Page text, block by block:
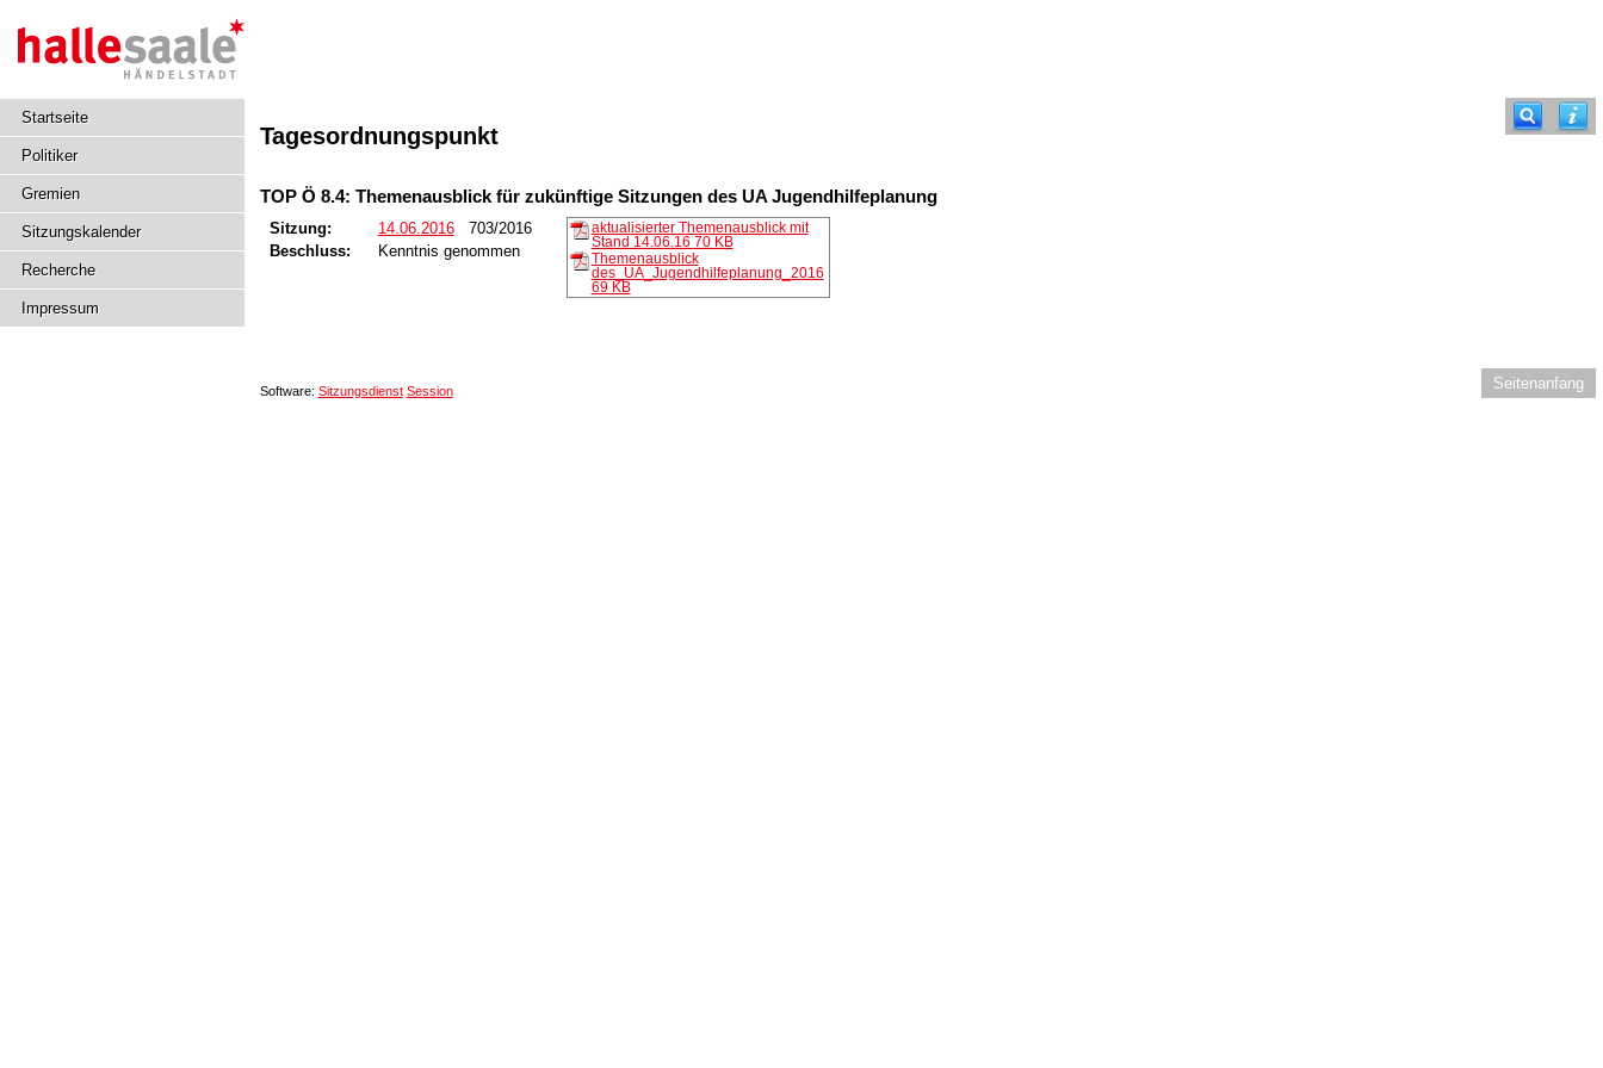
Startseite
Politiker
Gremien
Sitzungskalender
Recherche
Impressum
Tagesordnungspunkt
TOP Ö 8.4: Themenausblick für zukünftige Sitzungen des UA Jugendhilfeplanung
Sitzung: 14.06.2016703/2016
Beschluss:
Kenntnis genommen
aktualisierter Themenausblick mit
Stand 14.06.16 70 KB
Themenausblick
des_UA_Jugendhilfeplanung_2016
69 KB
Seitenanfang
Software: Sitzungsdienst Session